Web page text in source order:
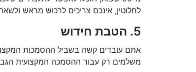
לחלוטין, אינכם צריכים לרכוש מראש
5. הטבת חידוש
משלמים רק עבור ההסמכה המקצועית